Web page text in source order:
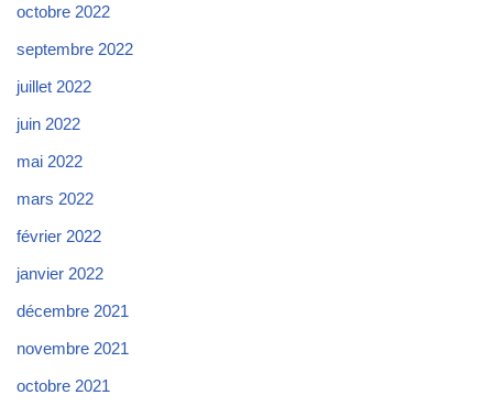
octobre 2022
septembre 2022
juillet 2022
juin 2022
mai 2022
mars 2022
février 2022
janvier 2022
décembre 2021
novembre 2021
octobre 2021